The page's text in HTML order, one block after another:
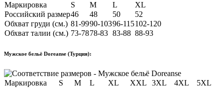
Маркировка S M L
XL
Российский размер46 48 50
52
Обхват груди (см.) 81-9990-10396-115102-120
Обхват талии (см.) 73-7878-83 83-88 88-93
Мужское бельё Doreanse (Турция):
Маркировка S M L XL XXL 3XL 4XL
5XL